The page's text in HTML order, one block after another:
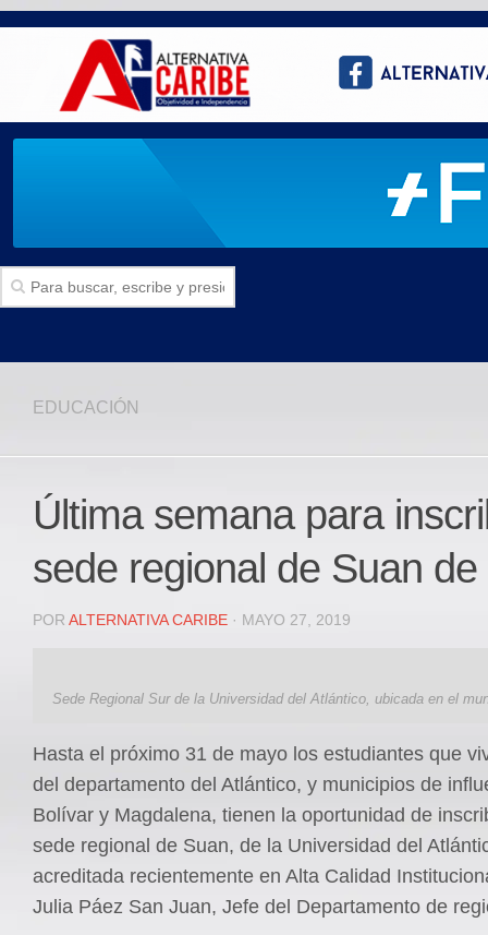
Politica
Deportes
JUDICIAL
Internacional
Contactenos
facebook
Twitter
EDUCACIÓN
Última semana para
sede regional de Suan
POR ALTERNATIVA CARIBE · MAYO 27, 2019
Sede Regional Sur de la Universidad del Atlántico, ubicada en el
Hasta el próximo 31 de mayo los estudiantes que
del departamento del Atlántico, y municipios de
Bolívar y Magdalena, tienen la oportunidad de
sede regional de Suan, de la Universidad del
acreditada recientemente en Alta Calidad
Julia Páez San Juan, Jefe del Departamento de